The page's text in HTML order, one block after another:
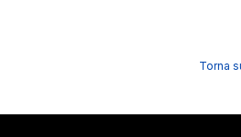
Torna